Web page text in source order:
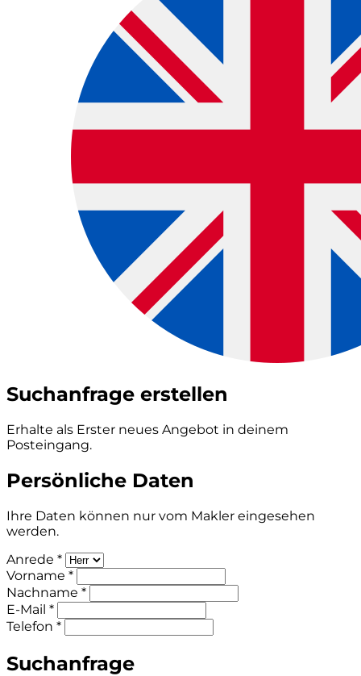
Suchanfrage erstellen
Erhalte als Erster neues Angebot in deinem
Posteingang.
Persönliche Daten
Ihre Daten können nur vom Makler eingesehen
werden.
Anrede *
Vorname *
Nachname *
E-Mail *
Telefon *
Suchanfrage